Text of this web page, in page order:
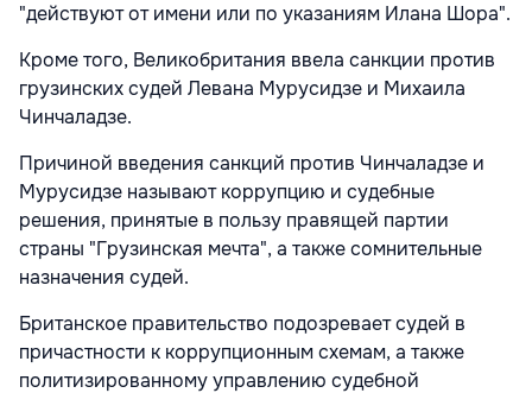
"действуют от имени или по указаниям Илана Шора".
Кроме того, Великобритания ввела санкции против
грузинских судей Левана Мурусидзе и Михаила
Чинчаладзе.
Причиной введения санкций против Чинчаладзе и
Мурусидзе называют коррупцию и судебные
решения, принятые в пользу правящей партии
страны "Грузинская мечта", а также сомнительные
назначения судей.
Британское правительство подозревает судей в
причастности к коррупционным схемам, а также
политизированному управлению судебной